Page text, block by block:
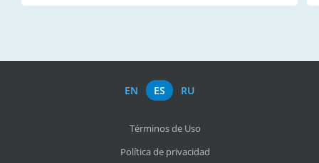
EN ES RU
Términos de Uso
Política de privacidad